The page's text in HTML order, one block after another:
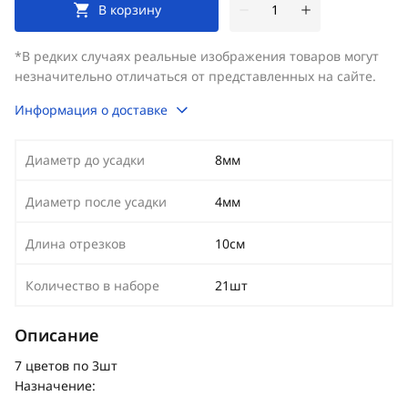
В корзину
*В редких случаях реальные изображения товаров могут
незначительно отличаться от представленных на сайте.
Информация о доставке
Диаметр до усадки 8мм
Диаметр после усадки 4мм
Длина отрезков 10см
Количество в наборе 21шт
Описание
7 цветов по 3шт
Назначение: